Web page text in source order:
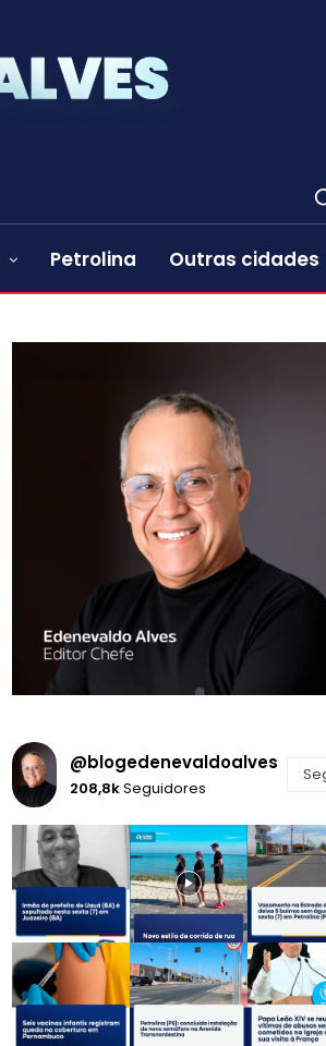
Petrolina Outras cidades
@blogedenevaldoalves
208,8kSeguidores